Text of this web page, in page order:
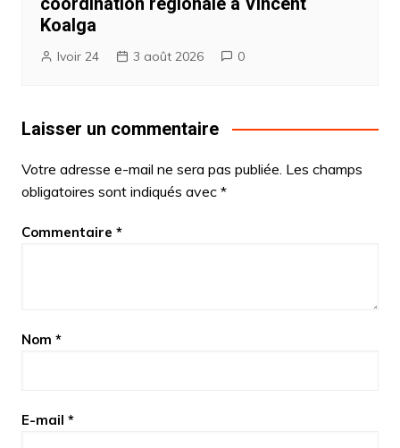
Koalga
Ivoir 24 3 août 2026 0
Laisser un commentaire
Votre adresse e-mail ne sera pas publiée. Les champs
obligatoires sont indiqués avec *
Commentaire *
Nom *
E-mail *